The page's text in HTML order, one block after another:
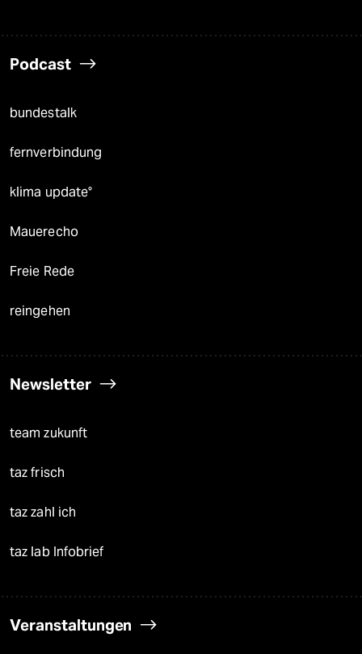
Podcast
bundestalk
fernverbindung
klima update°
Mauerecho
Freie Rede
reingehen
Newsletter
team zukunft
taz frisch
taz zahl ich
taz lab Infobrief
Veranstaltungen